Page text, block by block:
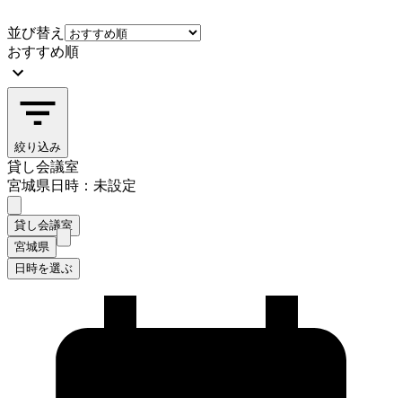
並び替え
おすすめ順
絞り込み
貸し会議室
宮城県日時：未設定
貸し会議室
宮城県
日時を選ぶ